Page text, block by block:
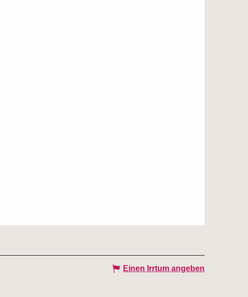
Einen Irrtum angeben